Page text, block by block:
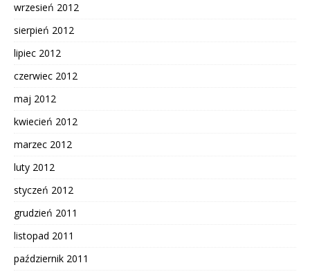
wrzesień 2012
sierpień 2012
lipiec 2012
czerwiec 2012
maj 2012
kwiecień 2012
marzec 2012
luty 2012
styczeń 2012
grudzień 2011
listopad 2011
październik 2011